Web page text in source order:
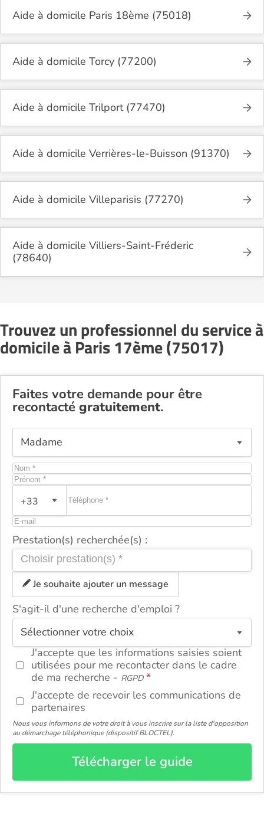
Aide à domicile Paris 18ème (75018)
Aide à domicile Torcy (77200)
Aide à domicile Trilport (77470)
Aide à domicile Verrières-le-Buisson (91370)
Aide à domicile Villeparisis (77270)
Aide à domicile Villiers-Saint-Fréderic
(78640)
Trouvez un professionnel du service à
domicile à Paris 17ème (75017)
Faites votre demande pour être
recontacté gratuitement.
+33
Prestation(s) recherchée(s) :
Je souhaite ajouter un message
S'agit-il d'une recherche d'emploi ?
J'accepte que les informations saisies soient
utilisées pour me recontacter dans le cadre
de ma recherche - RGPD
J'accepte de recevoir les communications de
partenaires
Nous vous informons de votre droit à vous inscrire sur la liste d'opposition
au démarchage téléphonique (dispositif BLOCTEL).
Télécharger le guide
ou